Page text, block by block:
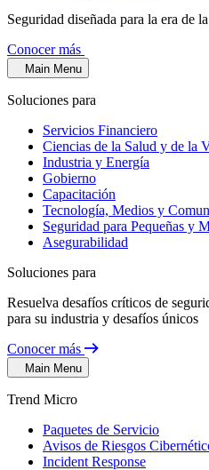
Seguridad diseñada para la era de
Conocer más
Main Menu
Soluciones para
Servicios Financiero
Ciencias de la Salud y de la
Industria y Energía
Gobierno
Capacitación
Tecnología, Medios y
Seguridad para Pequeñas y
Asegurabilidad
Soluciones para
Resuelva desafíos críticos de
para su industria y desafíos únicos
Conocer más
Main Menu
Trend Micro
Paquetes de Servicio
Avisos de Riesgos
Incident Response